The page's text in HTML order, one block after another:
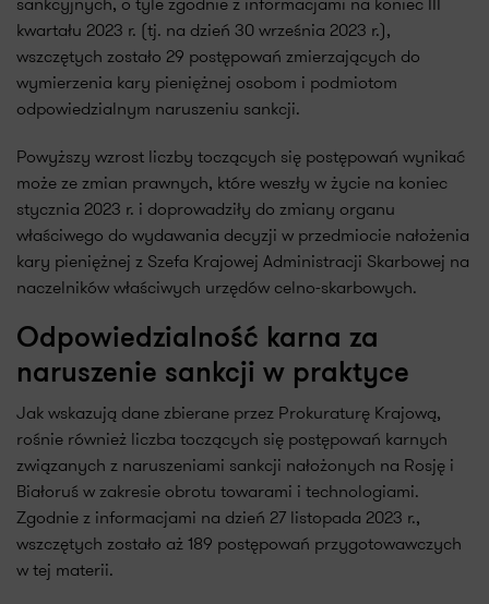
kwartału 2023 r. (tj. na dzień 30 września 2023 r.),
wszczętych zostało 29 postępowań zmierzających do
wymierzenia kary pieniężnej osobom i podmiotom
odpowiedzialnym naruszeniu sankcji.
Powyższy wzrost liczby toczących się postępowań wynikać
może ze zmian prawnych, które weszły w życie na koniec
stycznia 2023 r. i doprowadziły do zmiany organu
właściwego do wydawania decyzji w przedmiocie nałożenia
kary pieniężnej z Szefa Krajowej Administracji Skarbowej na
naczelników właściwych urzędów celno-skarbowych.
Odpowiedzialność karna za
naruszenie sankcji w praktyce
Jak wskazują dane zbierane przez Prokuraturę Krajową,
rośnie również liczba toczących się postępowań karnych
związanych z naruszeniami sankcji nałożonych na Rosję i
Białoruś w zakresie obrotu towarami i technologiami.
Zgodnie z informacjami na dzień 27 listopada 2023 r.,
wszczętych zostało aż 189 postępowań przygotowawczych
w tej materii.